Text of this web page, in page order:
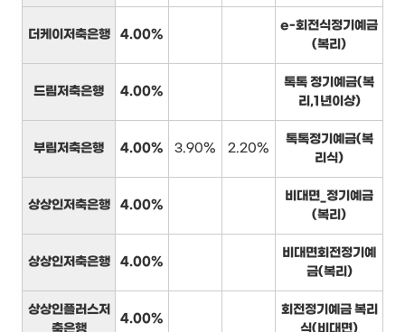
더케이저축은행 4.00%
e-회전식정기예금
(복리)
드림저축은행 4.00%
톡톡 정기예금(복
리,1년이상)
부림저축은행 4.00% 3.90% 2.20%
톡톡정기예금(복
리식)
상상인저축은행 4.00%
비대면_정기예금
(복리)
상상인저축은행 4.00%
비대면회전정기예
금(복리)
상상인플러스저
4.00%
회전정기예금 복리